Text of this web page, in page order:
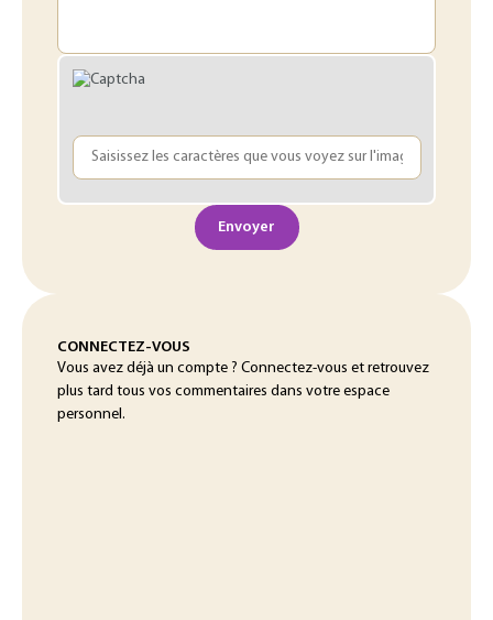
Envoyer
CONNECTEZ-VOUS
Vous avez déjà un compte ? Connectez-vous et retrouvez
plus tard tous vos commentaires dans votre espace
personnel.